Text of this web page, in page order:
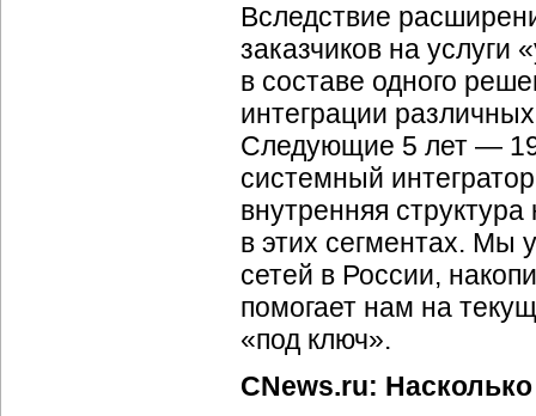
Вследствие
заказчиков на услуги
в составе одного
интеграции
Следующие 5 лет —
системный
внутренняя
в этих сегментах. Мы
сетей в России,
помогает нам на
«под ключ».
CNews.ru: